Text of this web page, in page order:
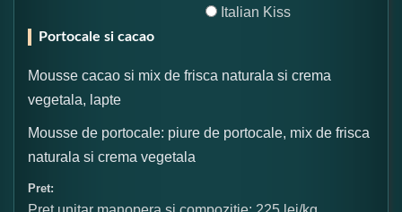
Italian Kiss
Portocale si cacao
Mousse cacao si mix de frisca naturala si crema
vegetala, lapte
Mousse de portocale: piure de portocale, mix de frisca
naturala si crema vegetala
Pret: